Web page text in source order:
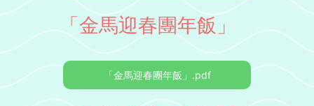
「金馬迎春團年飯」
「金馬迎春團年飯」.pdf